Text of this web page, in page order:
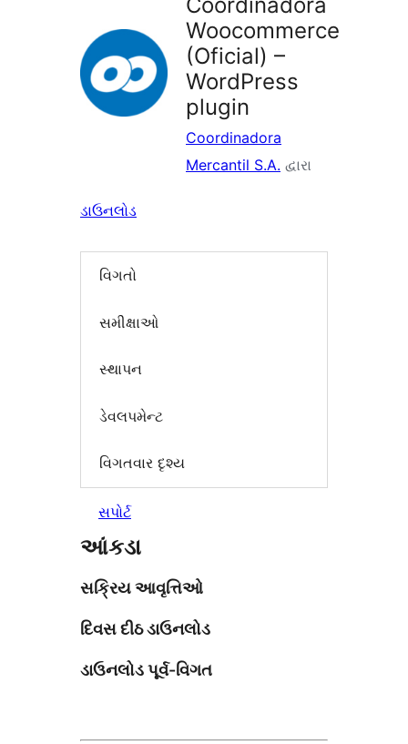
Woocommerce
(Oficial) –
WordPress
plugin
Coordinadora
Mercantil S.A. દ્વારા
ડાઉનલોડ
વિગતો
સમીક્ષાઓ
સ્થાપન
ડેવલપમેન્ટ
વિગતવાર દૃશ્ય
સપોર્ટ
આંકડા
સક્રિય આવૃત્તિઓ
દિવસ દીઠ ડાઉનલોડ
ડાઉનલોડ પૂર્વ-વિગત